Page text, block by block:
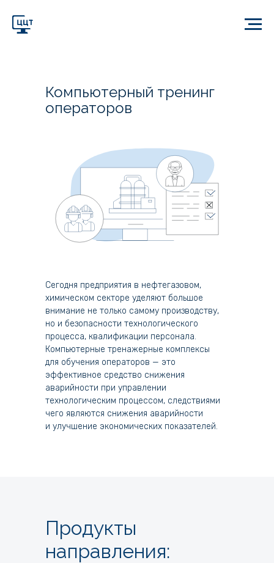
Сегодня предприятия в нефтегазовом,
химическом секторе уделяют большое
внимание не только самому производству,
но и безопасности технологического
процесса, квалификации персонала.
Компьютерные тренажерные комплексы
для обучения операторов — это
эффективное средство снижения
аварийности при управлении
технологическим процессом, следствиями
чего являются снижения аварийности
и улучшение экономических показателей.
Компьютерный тренинг
операторов
Продукты
направления: